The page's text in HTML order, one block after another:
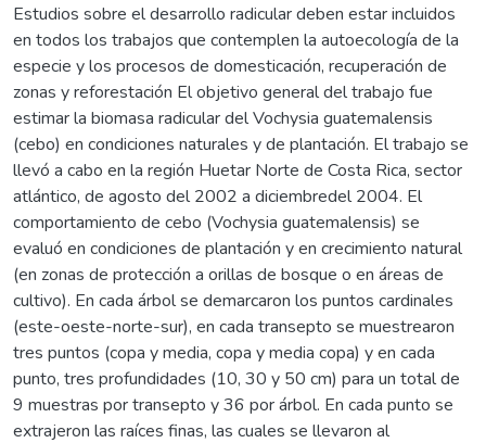
Estudios sobre el desarrollo radicular deben estar incluidos
en todos los trabajos que contemplen la autoecología de la
especie y los procesos de domesticación, recuperación de
zonas y reforestación El objetivo general del trabajo fue
estimar la biomasa radicular del Vochysia guatemalensis
(cebo) en condiciones naturales y de plantación. El trabajo se
llevó a cabo en la región Huetar Norte de Costa Rica, sector
atlántico, de agosto del 2002 a diciembredel 2004. El
comportamiento de cebo (Vochysia guatemalensis) se
evaluó en condiciones de plantación y en crecimiento natural
(en zonas de protección a orillas de bosque o en áreas de
cultivo). En cada árbol se demarcaron los puntos cardinales
(este-oeste-norte-sur), en cada transepto se muestrearon
tres puntos (copa y media, copa y media copa) y en cada
punto, tres profundidades (10, 30 y 50 cm) para un total de
9 muestras por transepto y 36 por árbol. En cada punto se
extrajeron las raíces finas, las cuales se llevaron al